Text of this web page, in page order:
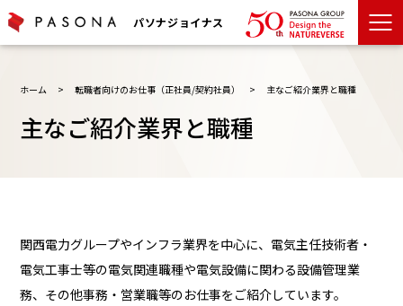
パソナジョイナス
ホーム > 転職者向けのお仕事（正社員/契約社員） > 主なご紹介業界と職種
主なご紹介業界と職種
関西電力グループやインフラ業界を中心に、電気主任技術者・
電気工事士等の電気関連職種や電気設備に関わる設備管理業
務、その他事務・営業職等のお仕事をご紹介しています。